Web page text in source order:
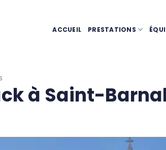
ACCUEIL PRESTATIONS
à Saint-